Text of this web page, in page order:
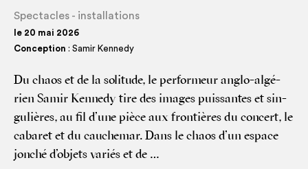
Spectacles - installations
le 20 mai 2026
Conception : Samir Kennedy
Du chaos et de la soli­tude, le per­for­meur anglo-algé­
rien Samir Ken­ne­dy tire des images puis­santes et sin­
gu­lières, au fil d’une pièce aux fron­tières du concert, le
caba­ret et du cauchemar. Dans le chaos d’un espace
jon­ché d’objets variés et de …